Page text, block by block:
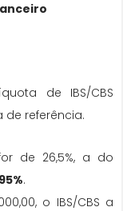
de IBS/CBS
de referência.
de 26,5%, a do
.
o IBS/CBS a